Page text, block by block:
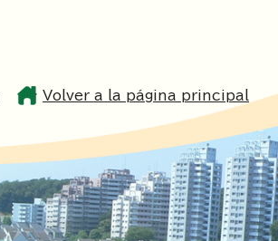
Volver a la página principal